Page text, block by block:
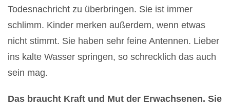
Todesnachricht zu überbringen. Sie ist immer
schlimm. Kinder merken außerdem, wenn etwas
nicht stimmt. Sie haben sehr feine Antennen. Lieber
ins kalte Wasser springen, so schrecklich das auch
sein mag.
Das braucht Kraft und Mut der Erwachsenen. Sie